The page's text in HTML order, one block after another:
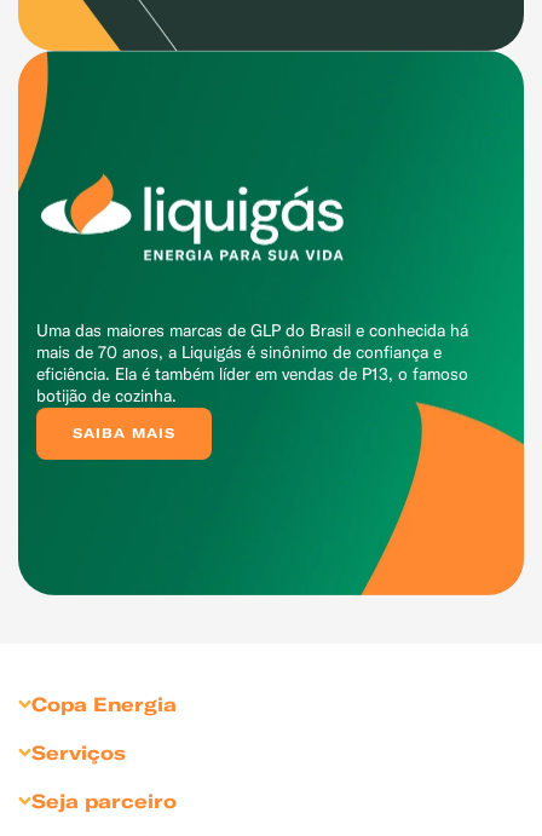
Uma das maiores marcas de GLP do Brasil e conhecida há
mais de 70 anos, a Liquigás é sinônimo de confiança e
eficiência. Ela é também líder em vendas de P13, o famoso
botijão de cozinha.
SAIBA MAIS
Copa Energia
Liquigás
Serviços
Seja parceiro